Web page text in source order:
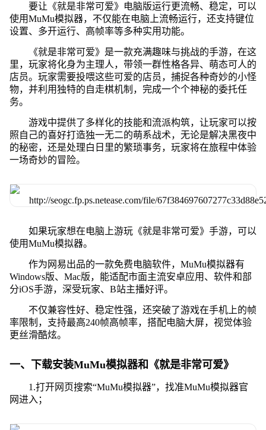
要让《就是非常可爱》电脑版运行更流畅、稳定，可以
使用MuMu模拟器，不仅能在电脑上流畅运行，还支持键位
设置、多开运行、高帧率等多种实用功能。
《就是非常可爱》是一款充满趣味与挑战的手游，在这
里，玩家将化身为主理人，带领一群性格各异、萌态可人的
店员。玩家需要投喂这些可爱的店员，捕捉各种奇妙的小怪
物，并利用独特的自走棋机制，完成一个个神秘的委托任
务。
游戏中提供了多样化的技能和流派构筑，让玩家可以按
照自己的喜好打造独一无二的萌系战术，无论是解决黑夜中
的秘密，还是处理白日里的繁琐事务，玩家将在旅程中体验
一场奇妙的冒险。
如果玩家想在电脑上游玩《就是非常可爱》手游，可以
使用MuMu模拟器。
作为网易出品的一款免费电脑软件，MuMu模拟器有
Windows版、Mac版，能适配市面主流安卓应用、软件和部
分iOS手游，深受玩家、B站主播好评。
不仅兼容性好、稳定性强，还突破了游戏在手机上的帧
率限制，支持最高240帧高帧率，搭配电脑大屏，视觉体验
更丝滑酷炫。
一、下载安装MuMu模拟器和《就是非常可爱》
1.打开网页搜索“MuMu模拟器”，找准MuMu模拟器官
网进入；